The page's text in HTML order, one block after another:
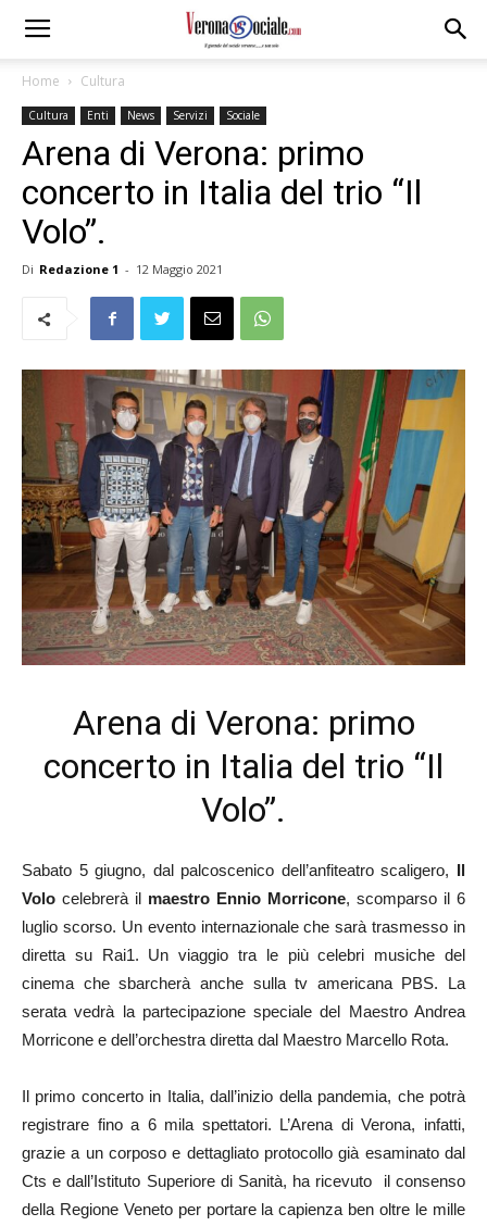
Home Cultura
Cultura Enti News Servizi Sociale
Arena di Verona: primo
concerto in Italia del trio “Il
Volo”.
Di Redazione 1 - 12 Maggio 2021
Arena di Verona: primo
concerto in Italia del trio “Il
Volo”.
Sabato 5 giugno, dal palcoscenico dell’anfiteatro scaligero, Il
Volo celebrerà il maestro Ennio Morricone, scomparso il 6
luglio scorso. Un evento internazionale che sarà trasmesso in
diretta su Rai1. Un viaggio tra le più celebri musiche del
cinema che sbarcherà anche sulla tv americana PBS. La
serata vedrà la partecipazione speciale del Maestro Andrea
Morricone e dell’orchestra diretta dal Maestro Marcello Rota.
Il primo concerto in Italia, dall’inizio della pandemia, che potrà
registrare fino a 6 mila spettatori. L’Arena di Verona, infatti,
grazie a un corposo e dettagliato protocollo già esaminato dal
Cts e dall’Istituto Superiore di Sanità, ha ricevuto il consenso
della Regione Veneto per portare la capienza ben oltre le mille